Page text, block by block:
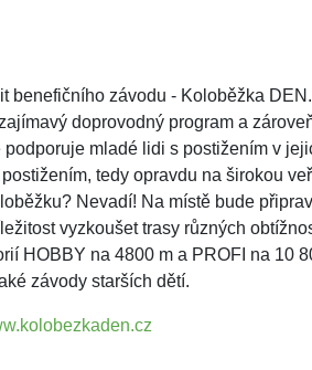
závodu - Koloběžka
doprovodný program a
mladé lidi s postižením v
tedy opravdu na širokou
Nevadí! Na místě bude
vyzkoušet trasy různých
HOBBY na 4800 m a PROFI na 10
závody starších dětí.